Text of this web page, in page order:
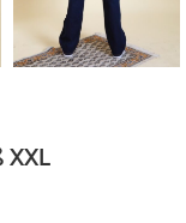
XXL